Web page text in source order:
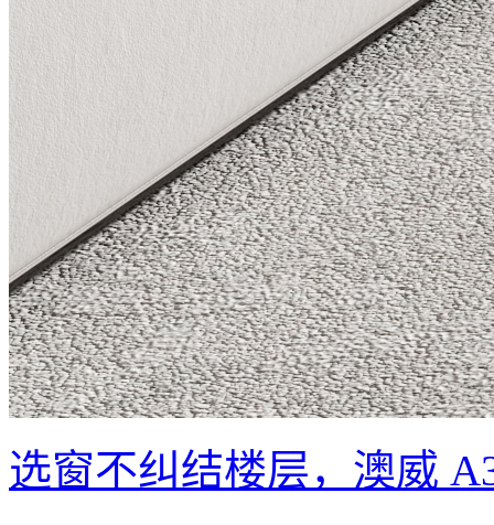
选窗不纠结楼层，澳威